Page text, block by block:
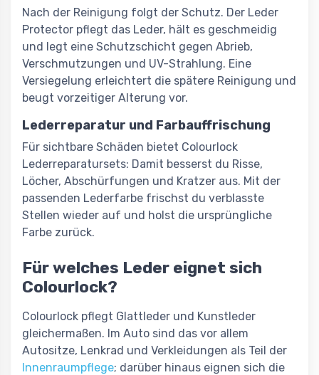
Nach der Reinigung folgt der Schutz. Der Leder
Protector pflegt das Leder, hält es geschmeidig
und legt eine Schutzschicht gegen Abrieb,
Verschmutzungen und UV-Strahlung. Eine
Versiegelung erleichtert die spätere Reinigung und
beugt vorzeitiger Alterung vor.
Lederreparatur und Farbauffrischung
Für sichtbare Schäden bietet Colourlock
Lederreparatursets: Damit besserst du Risse,
Löcher, Abschürfungen und Kratzer aus. Mit der
passenden Lederfarbe frischst du verblasste
Stellen wieder auf und holst die ursprüngliche
Farbe zurück.
Für welches Leder eignet sich
Colourlock?
Colourlock pflegt Glattleder und Kunstleder
gleichermaßen. Im Auto sind das vor allem
Autositze, Lenkrad und Verkleidungen als Teil der
Innenraumpflege; darüber hinaus eignen sich die